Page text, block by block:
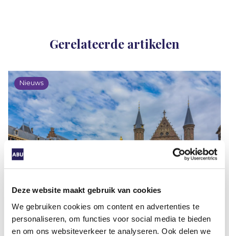
Deze website maakt gebruik van cookies
We gebruiken cookies om content en advertenties te
personaliseren, om functies voor social media te bieden
en om ons websiteverkeer te analyseren. Ook delen we
Gerelateerde artikelen
Nieuws
Normenkader Wtta gaat op 1 januari